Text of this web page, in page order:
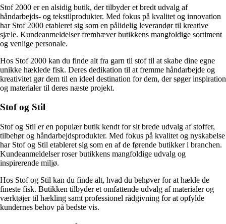
Stof 2000 er en alsidig butik, der tilbyder et bredt udvalg af
håndarbejds- og tekstilprodukter. Med fokus på kvalitet og innovation
har Stof 2000 etableret sig som en pålidelig leverandør til kreative
sjæle. Kundeanmeldelser fremhæver butikkens mangfoldige sortiment
og venlige personale.
Hos Stof 2000 kan du finde alt fra garn til stof til at skabe dine egne
unikke hæklede fisk. Deres dedikation til at fremme håndarbejde og
kreativitet gør dem til en ideel destination for dem, der søger inspiration
og materialer til deres næste projekt.
Stof og Stil
Stof og Stil er en populær butik kendt for sit brede udvalg af stoffer,
tilbehør og håndarbejdsprodukter. Med fokus på kvalitet og nyskabelse
har Stof og Stil etableret sig som en af de førende butikker i branchen.
Kundeanmeldelser roser butikkens mangfoldige udvalg og
inspirerende miljø.
Hos Stof og Stil kan du finde alt, hvad du behøver for at hækle de
fineste fisk. Butikken tilbyder et omfattende udvalg af materialer og
værktøjer til hækling samt professionel rådgivning for at opfylde
kundernes behov på bedste vis.